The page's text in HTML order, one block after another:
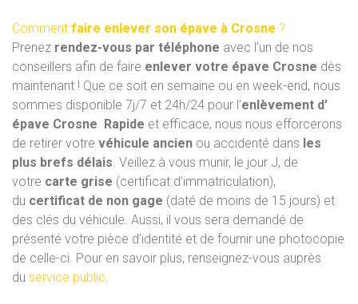
Comment faire enlever son épave à Crosne ?
Prenez rendez-vous par téléphone avec l’un de nos
conseillers afin de faire enlever votre épave Crosne dès
maintenant ! Que ce soit en semaine ou en week-end, nous
sommes disponible 7j/7 et 24h/24 pour l’enlèvement d’
épave Crosne. Rapide et efficace, nous nous efforcerons
de retirer votre véhicule ancien ou accidenté dans les
plus brefs délais. Veillez à vous munir, le jour J, de
votre carte grise (certificat d’immatriculation),
du certificat de non gage (daté de moins de 15 jours) et
des clés du véhicule. Aussi, il vous sera demandé de
présenté votre pièce d’identité et de fournir une photocopie
de celle-ci. Pour en savoir plus, renseignez-vous auprès
du service public.